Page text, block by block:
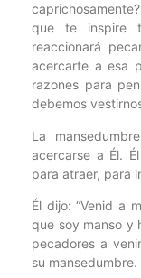
que te inspire
reaccionará
acercarte a esa
razones para
debemos
La
acercarse a Él.
para atraer, para
Él dijo: “Venid a
que soy manso y
pecadores a
su mansedumbre.